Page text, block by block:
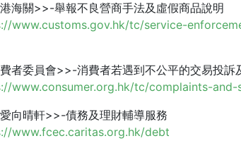
海關>>-舉報不良營商手法及虛假商品說明
www.customs.gov.hk/tc/service-
者委員會>>-消費者若遇到不公平的交易投訴
www.consumer.org.hk/tc/complaints-
向晴軒>>-債務及理財輔導服務
www.fcec.caritas.org.hk/debt